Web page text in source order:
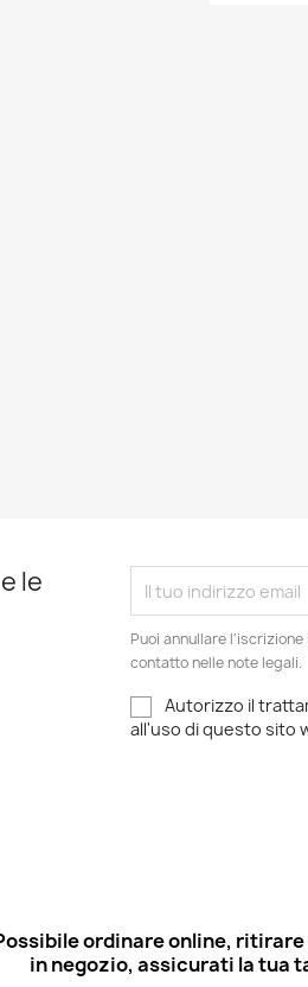
le
Puoi annullare
contatto nelle note legali.
Autorizzo il
all'uso di questo sito
ordinare online, ritirare
in negozio, assicurati la tua